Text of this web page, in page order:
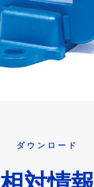
ダウンロード